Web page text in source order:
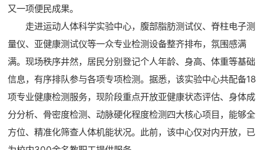
又一项便民成果。
走进运动人体科学实验中心，腹部脂肪测试仪、脊柱电子测
量仪、亚健康测试仪等一众专业检测设备整齐排布，氛围感满
满。现场秩序井然，居民分别登记个人年龄、身高、体重等基础
信息，有序排队参与各项专项检测。据悉，该实验中心共配备18
项专业健康检测服务，现阶段重点开放亚健康状态评估、身体成
分分析、骨密度检测、动脉硬化程度检测四大核心项目，能够全
方位、精准化筛查人体机能状况。此前，该中心仅对内开放，已